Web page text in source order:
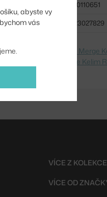
FER-100110651
5704723027829
Prejdite na
Koberec Merge
Merge Kelim
VÍCE Z KOLEKCE
VÍCE OD
abyste vy
vás